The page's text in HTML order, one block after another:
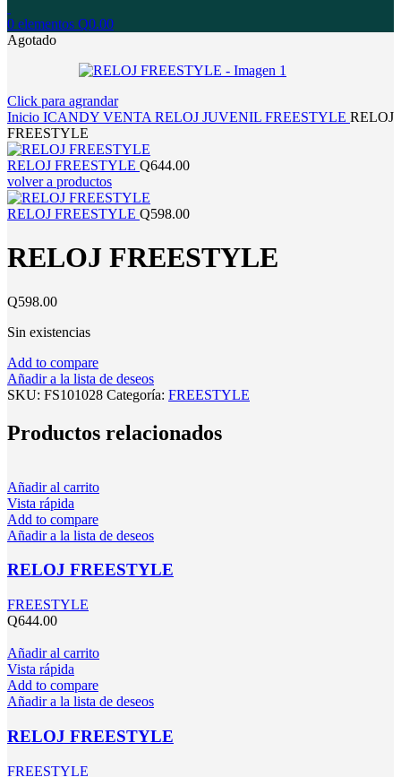
0 elementos Q0.00
Agotado
Click para agrandar
Inicio ICANDY VENTA RELOJ JUVENIL FREESTYLE RELOJ
FREESTYLE
RELOJ FREESTYLE Q644.00
volver a productos
RELOJ FREESTYLE Q598.00
RELOJ FREESTYLE
Q598.00
Sin existencias
Add to compare
Añadir a la lista de deseos
SKU: FS101028 Categoría: FREESTYLE
Productos relacionados
Añadir al carrito
Vista rápida
Add to compare
Añadir a la lista de deseos
RELOJ FREESTYLE
FREESTYLE
Q644.00
Añadir al carrito
Vista rápida
Add to compare
Añadir a la lista de deseos
RELOJ FREESTYLE
FREESTYLE